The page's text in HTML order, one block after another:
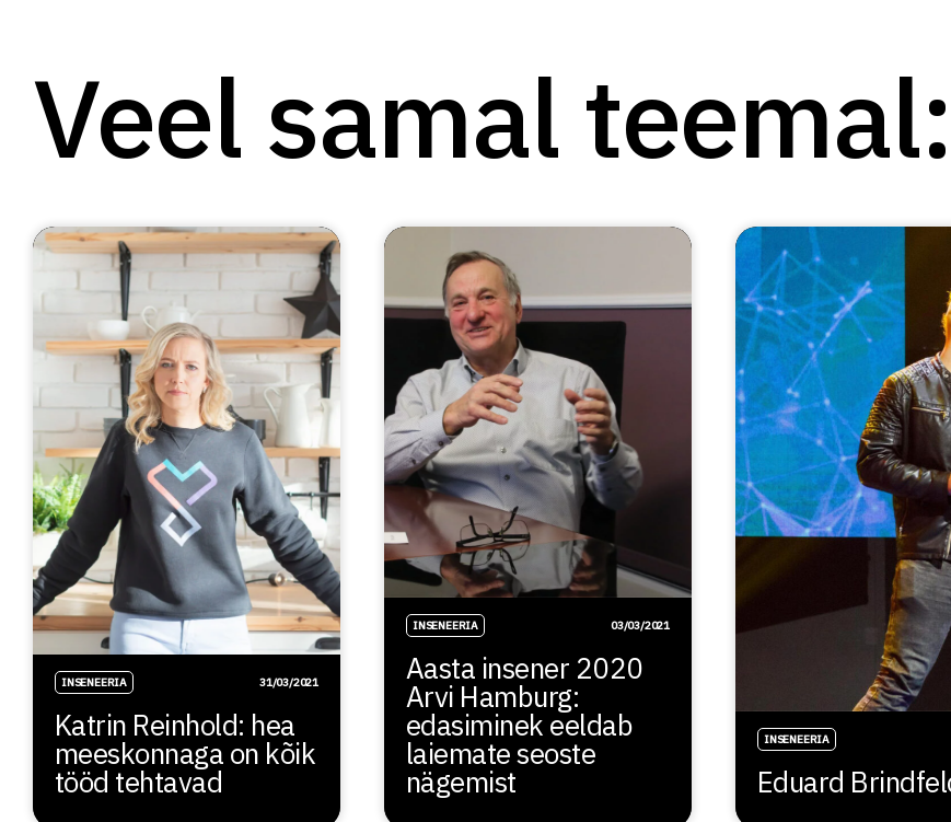
Veel samal teemal:
INSENEERIA 31/03/2021
Katrin Reinhold: hea
meeskonnaga on kõik
tööd tehtavad
INSENEERIA 03/03/2021
Aasta insener 2020
Arvi Hamburg:
edasiminek eeldab
laiemate seoste
nägemist
INSENEERIA
Eduard